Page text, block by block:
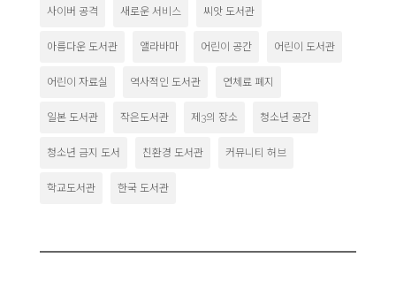
사이버 공격 새로운 서비스 씨앗 도서관
아름다운 도서관 앨라바마 어린이 공간 어린이 도서관
어린이 자료실 역사적인 도서관 연체료 폐지
일본 도서관 작은도서관 제3의 장소 청소년 공간
청소년 금지 도서 친환경 도서관 커뮤니티 허브
학교도서관 한국 도서관